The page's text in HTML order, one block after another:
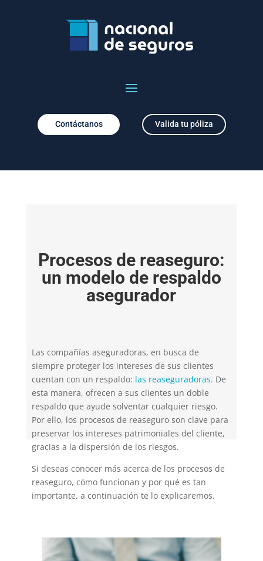
Contáctanos Valida tu póliza
Procesos de reaseguro:
un modelo de respaldo
asegurador
Las compañías aseguradoras, en busca de
siempre proteger los intereses de sus clientes
cuentan con un respaldo: las reaseguradoras. De
esta manera, ofrecen a sus clientes un doble
respaldo que ayude solventar cualquier riesgo.
Por ello, los procesos de reaseguro son clave para
preservar los intereses patrimoniales del cliente,
gracias a la dispersión de los riesgos.
Si deseas conocer más acerca de los procesos de
reaseguro, cómo funcionan y por qué es tan
importante, a continuación te lo explicaremos.